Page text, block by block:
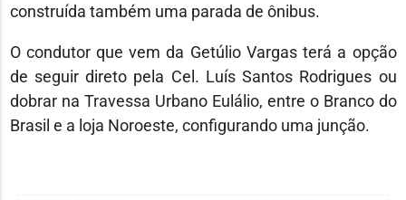
construída também uma parada de ônibus.
O condutor que vem da Getúlio Vargas terá a opção
de seguir direto pela Cel. Luís Santos Rodrigues ou
dobrar na Travessa Urbano Eulálio, entre o Branco do
Brasil e a loja Noroeste, configurando uma junção.